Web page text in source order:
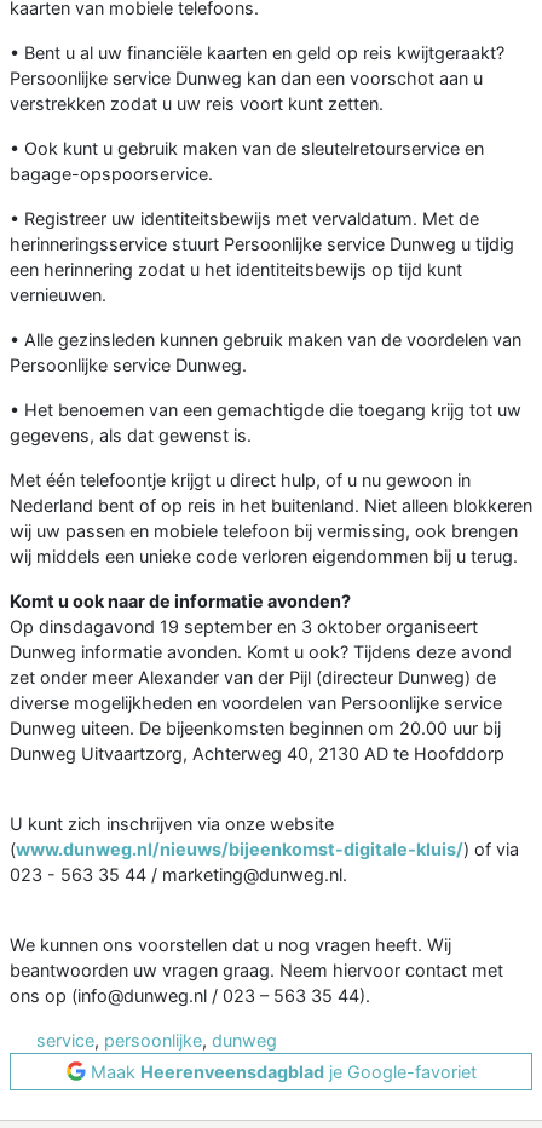
kaarten van mobiele telefoons.
• Bent u al uw financiële kaarten en geld op reis kwijtgeraakt?
Persoonlijke service Dunweg kan dan een voorschot aan u
verstrekken zodat u uw reis voort kunt zetten.
• Ook kunt u gebruik maken van de sleutelretourservice en
bagage-opspoorservice.
• Registreer uw identiteitsbewijs met vervaldatum. Met de
herinneringsservice stuurt Persoonlijke service Dunweg u tijdig
een herinnering zodat u het identiteitsbewijs op tijd kunt
vernieuwen.
• Alle gezinsleden kunnen gebruik maken van de voordelen van
Persoonlijke service Dunweg.
• Het benoemen van een gemachtigde die toegang krijg tot uw
gegevens, als dat gewenst is.
Met één telefoontje krijgt u direct hulp, of u nu gewoon in
Nederland bent of op reis in het buitenland. Niet alleen blokkeren
wij uw passen en mobiele telefoon bij vermissing, ook brengen
wij middels een unieke code verloren eigendommen bij u terug.
Komt u ook naar de informatie avonden?
Op dinsdagavond 19 september en 3 oktober organiseert
Dunweg informatie avonden. Komt u ook? Tijdens deze avond
zet onder meer Alexander van der Pijl (directeur Dunweg) de
diverse mogelijkheden en voordelen van Persoonlijke service
Dunweg uiteen. De bijeenkomsten beginnen om 20.00 uur bij
Dunweg Uitvaartzorg, Achterweg 40, 2130 AD te Hoofddorp
U kunt zich inschrijven via onze website
(www.dunweg.nl/nieuws/bijeenkomst-digitale-kluis/) of via
023 - 563 35 44 / marketing@dunweg.nl.
We kunnen ons voorstellen dat u nog vragen heeft. Wij
beantwoorden uw vragen graag. Neem hiervoor contact met
ons op (info@dunweg.nl / 023 – 563 35 44).
service, persoonlijke, dunweg
Maak Heerenveensdagbladje Google-favoriet